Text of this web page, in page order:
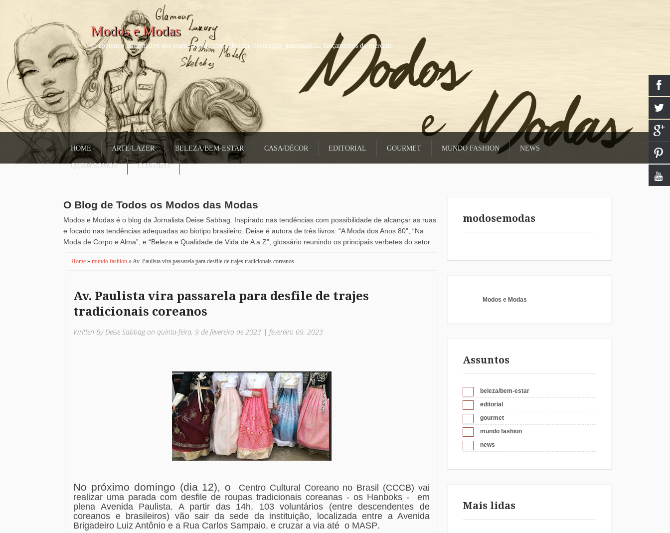
Modos e Modas
só conteudo informativo nos segmentos de moda, beleza, decoração, gastronomia, lançamentos do mercado
HOME ARTE/LAZER BELEZA/BEM-ESTAR CASA/DÉCOR EDITORIAL GOURMET MUNDO FASHION NEWS
QUEM SOMOS CONTATO
O Blog de Todos os Modos das Modas
Modos e Modas é o blog da Jornalista Deise Sabbag. Inspirado nas tendências com possibilidade de alcançar as ruas
e focado nas tendências adequadas ao biotipo brasileiro. Deise é autora de três livros: “A Moda dos Anos 80”, “Na
Moda de Corpo e Alma”, e “Beleza e Qualidade de Vida de A a Z”, glossário reunindo os principais verbetes do setor.
Home » mundo fashion » Av. Paulista vira passarela para desfile de trajes tradicionais coreanos
Av. Paulista vira passarela para desfile de trajes
tradicionais coreanos
Written By Deise Sabbag on quinta-feira, 9 de fevereiro de 2023 | fevereiro 09, 2023
No próximo domingo (dia 12), o
Centro Cultural Coreano no Brasil (CCCB) vai
realizar uma parada com desfile de roupas tradicionais coreanas - os Hanboks -
em
plena Avenida Paulista. A partir das 14h, 103 voluntários (entre descendentes de
coreanos e brasileiros) vão sair da sede da instituição, localizada entre a Avenida
Brigadeiro Luiz Antônio e a Rua Carlos Sampaio, e cruzar a via até o MASP.
modosemodas
Modos e Modas
Assuntos
beleza/bem-estar
editorial
gourmet
mundo fashion
news
Mais lidas